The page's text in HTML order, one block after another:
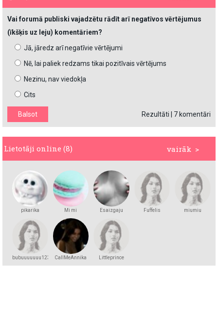
Vai forumā publiski vajadzētu rādīt arī negatīvos vērtējumus
(īkšķis uz leju) komentāriem?
Jā, jāredz arī negatīvie vērtējumi
Nē, lai paliek redzams tikai pozitīvais vērtējums
Nezinu, nav viedokļa
Cits
Rezultāti 7 komentāri
vairāk >
Lietotāji online (8)
pikarika Mi mi Esaizgaju Fuffelis miumiu
bubuuuuuuu123 CallMeAnnika Littleprince